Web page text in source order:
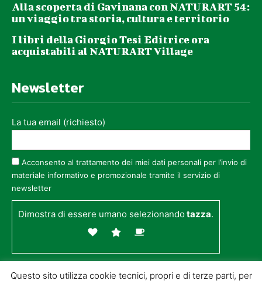
Alla scoperta di Gavinana con NATURART 54:
un viaggio tra storia, cultura e territorio
I libri della Giorgio Tesi Editrice ora
acquistabili al NATURART Village
Newsletter
La tua email (richiesto)
Acconsento al trattamento dei miei dati personali per l’invio di
materiale informativo e promozionale tramite il servizio di
newsletter
Dimostra di essere umano selezionandotazza.
Questo sito utilizza cookie tecnici, propri e di terze parti, per